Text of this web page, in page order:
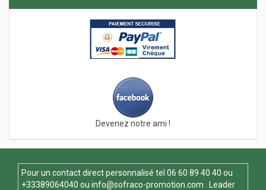
Devenez notre ami !
Pour un contact direct personnalisé tel 06 60 89 40 40 ou
+33389064040 ou info@sofraco-promotion.com . Leader